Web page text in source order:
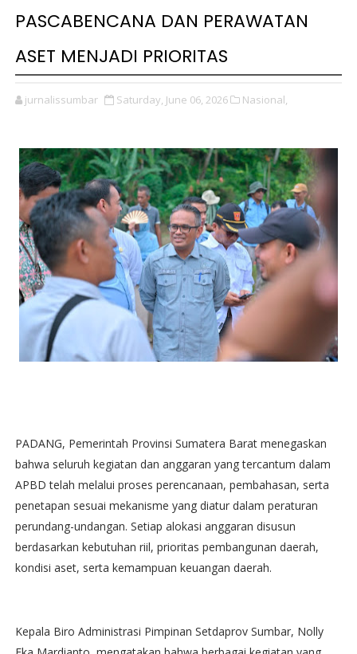
PASCABENCANA DAN PERAWATAN
ASET MENJADI PRIORITAS
jurnalissumbar Saturday, June 06, 2026 Nasional,
PADANG, Pemerintah Provinsi Sumatera Barat menegaskan
bahwa seluruh kegiatan dan anggaran yang tercantum dalam
APBD telah melalui proses perencanaan, pembahasan, serta
penetapan sesuai mekanisme yang diatur dalam peraturan
perundang-undangan. Setiap alokasi anggaran disusun
berdasarkan kebutuhan riil, prioritas pembangunan daerah,
kondisi aset, serta kemampuan keuangan daerah.
Kepala Biro Administrasi Pimpinan Setdaprov Sumbar, Nolly